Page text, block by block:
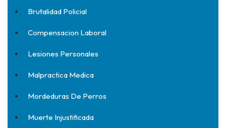
Brutalidad Policial
Compensacion Laboral
Lesiones Personales
Malpractica Medica
Mordeduras De Perros
Muerte Injustificada